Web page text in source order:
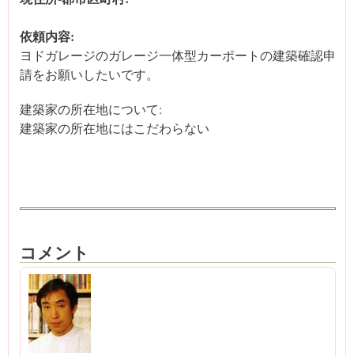
依頼内容:
ヨドガレージのガレージ一体型カーポートの建築確認申
請をお願いしたいです。
建築家の所在地について:
建築家の所在地にはこだわらない
コメント